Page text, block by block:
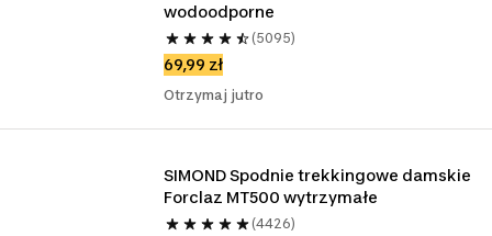
wodoodporne
(5095)
69,99 zł
Otrzymaj jutro
SIMOND Spodnie trekkingowe damskie
(4426)